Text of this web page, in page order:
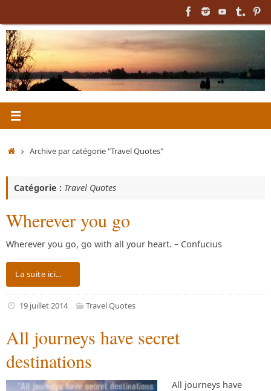
au
contenu
Accueil
Archive par catégorie "Travel Quotes"
Catégorie : Travel Quotes
Wherever you go
Wherever you go, go with all your heart. – Confucius
La suite ici…
19 juillet 2014 Travel Quotes
All journeys have secret
destinations
All journeys have